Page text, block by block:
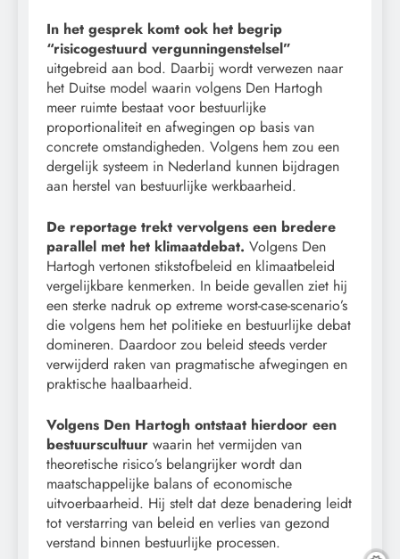
In het gesprek komt ook het begrip
“risicogestuurd vergunningenstelsel”
uitgebreid aan bod. Daarbij wordt verwezen naar
het Duitse model waarin volgens Den Hartogh
meer ruimte bestaat voor bestuurlijke
proportionaliteit en afwegingen op basis van
concrete omstandigheden. Volgens hem zou een
dergelijk systeem in Nederland kunnen bijdragen
aan herstel van bestuurlijke werkbaarheid.
De reportage trekt vervolgens een bredere
parallel met het klimaatdebat. Volgens Den
Hartogh vertonen stikstofbeleid en klimaatbeleid
vergelijkbare kenmerken. In beide gevallen ziet hij
een sterke nadruk op extreme worst-case-scenario’s
die volgens hem het politieke en bestuurlijke debat
domineren. Daardoor zou beleid steeds verder
verwijderd raken van pragmatische afwegingen en
praktische haalbaarheid.
Volgens Den Hartogh ontstaat hierdoor een
bestuurscultuur waarin het vermijden van
theoretische risico’s belangrijker wordt dan
maatschappelijke balans of economische
uitvoerbaarheid. Hij stelt dat deze benadering leidt
tot verstarring van beleid en verlies van gezond
verstand binnen bestuurlijke processen.